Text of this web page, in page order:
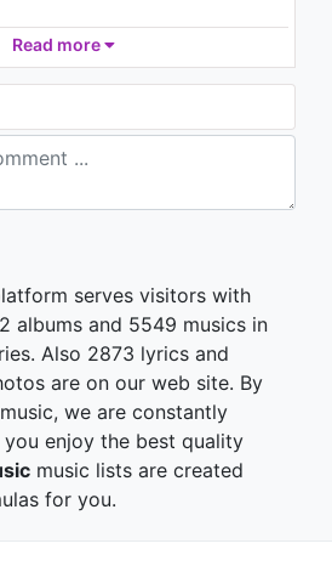
Read more
serves visitors with
albums and 5549 musics in
Also 2873 lyrics and
are on our web site. By
we are constantly
enjoy the best quality
music lists are created
for you.